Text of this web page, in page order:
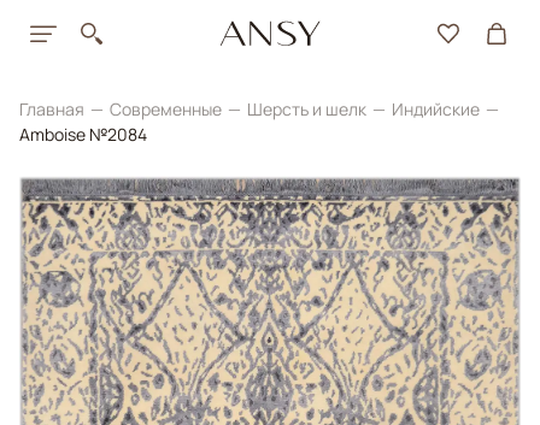
Главная Современные Шерсть и шелк
Индийские
Amboise №2084